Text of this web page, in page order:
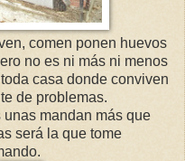
comen ponen huevos
no es ni más ni menos
casa donde conviven
de problemas.
mandan más que
será la que tome